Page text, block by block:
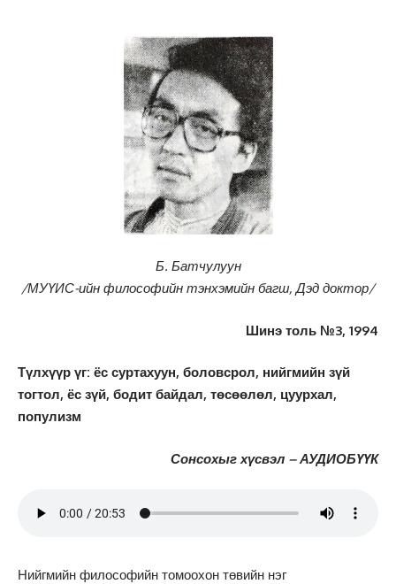
Б. Батчулуун
/МУҮИС-ийн философийн тэнхэмийн багш, Дэд доктор/
Шинэ толь №3, 1994
Түлхүүр үг: ёс суртахуун, боловсрол, нийгмийн зүй
тогтол, ёс зүй, бодит байдал, төсөөлөл, цуурхал,
популизм
Сонсохыг хүсвэл – АУДИОБҮҮК
Нийгмийн философийн томоохон төвийн нэг